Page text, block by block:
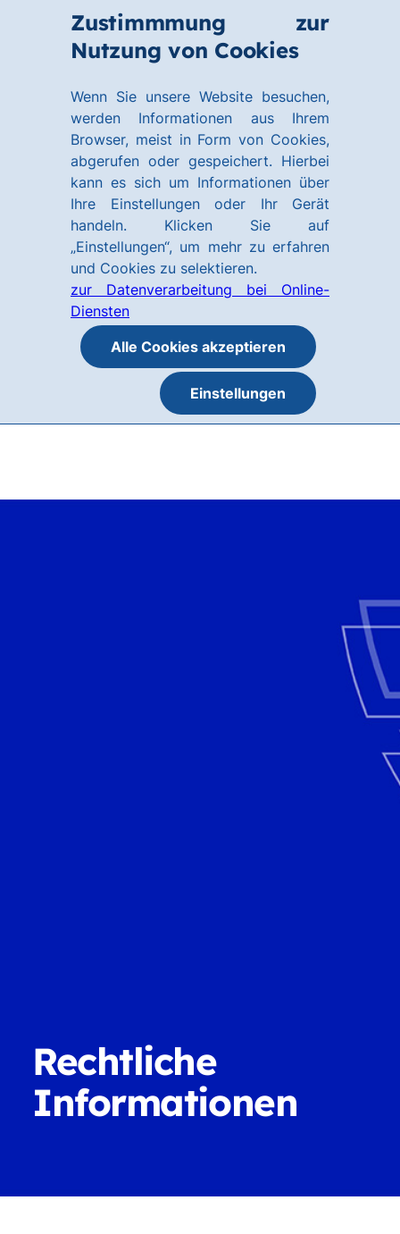
Zustimmmung zur
Nutzung von Cookies
Wenn Sie unsere Website besuchen,
werden Informationen aus Ihrem
Browser, meist in Form von Cookies,
abgerufen oder gespeichert. Hierbei
kann es sich um Informationen über
Ihre Einstellungen oder Ihr Gerät
handeln. Klicken Sie auf
„Einstellungen“, um mehr zu erfahren
und Cookies zu selektieren.
zur Datenverarbeitung bei Online-
Diensten
Alle Cookies akzeptieren
Einstellungen
Hauptinhalt
Rechtliche
Informationen